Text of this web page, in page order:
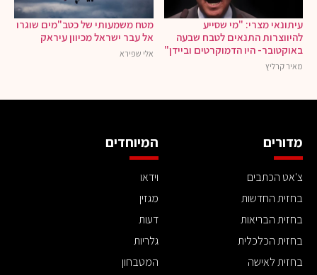
עיתונאי מצרי: "מי שסייע
להיווצרות התנאים לטבח שבעה
באוקטובר- היו הדמוקרטים וביידן"
מאיר קרליץ
מטח משמעותי של כטב"מים שוגרו
אל עבר ישראל מכיוון עיראק
אלי שפירא
מדורים
צ'אט הכתבים
בחזית החדשות
בחזית הבריאות
בחזית הכלכלית
בחזית לאישה
המיוחדים
וידאו
מגזין
דעות
גלריות
המטבחון